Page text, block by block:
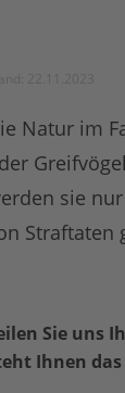
Natur im
sie
Straftaten
Sie uns
Ihnen